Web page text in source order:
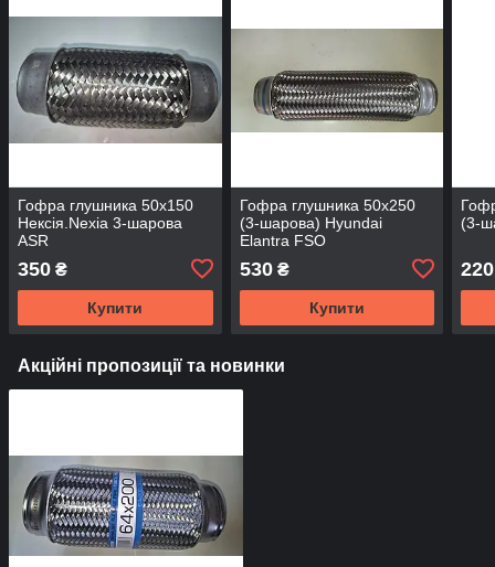
Гофра глушника 50х150
Нексія.Nexia 3-шарова
ASR
350 ₴
Купити
Гофра глушника 50х250
(3-шарова) Hyundai
Elantra FSO
530₴
Купити
(3-
220
Акційні пропозиції та новинки